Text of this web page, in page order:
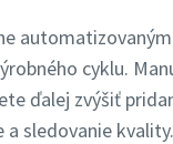
cyklu.
ďalej zvýšiť
sledovanie kvality.